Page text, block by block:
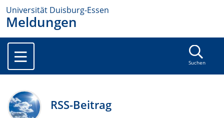
Universität Duisburg-Essen
Meldungen
Suchen
RSS-Beitrag